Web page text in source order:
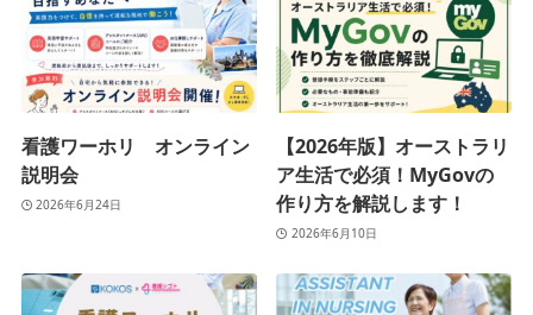
看護ワーホリ オンライン
説明会
2026年6月24日
【2026年版】オーストラリ
ア生活で必須！MyGovの
作り方を解説します！
2026年6月10日